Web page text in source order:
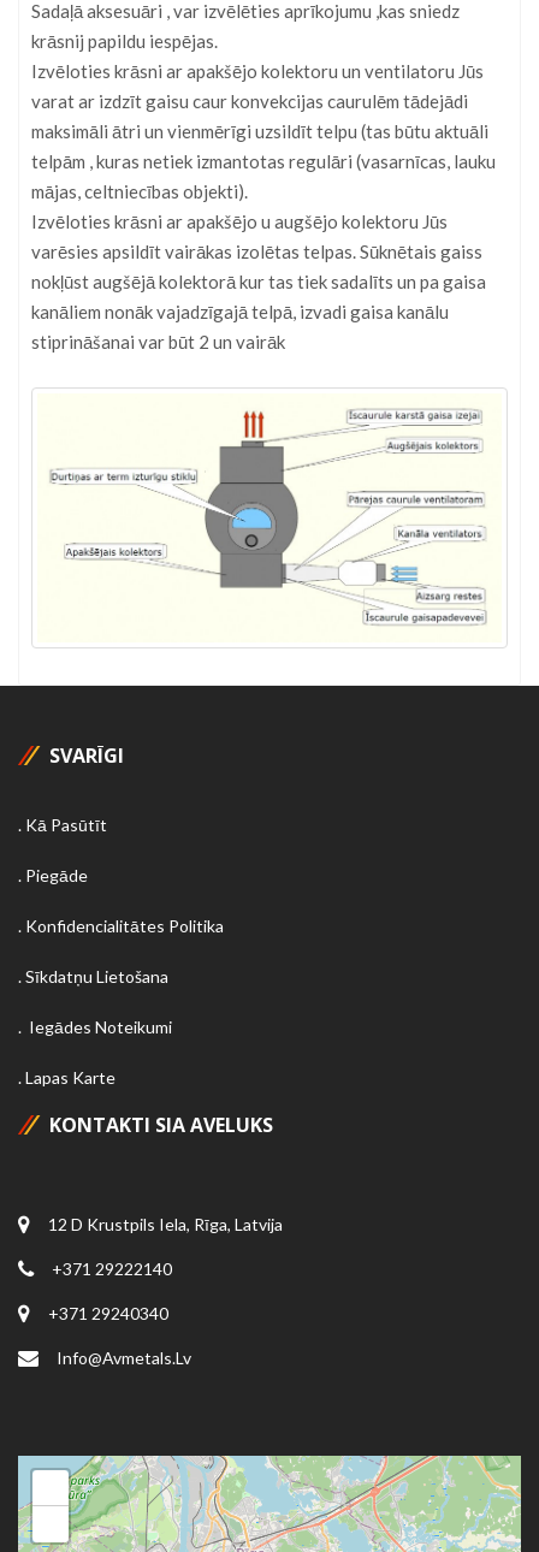
Sadaļā aksesuāri , var izvēlēties aprīkojumu ,kas sniedz
krāsnij papildu iespējas.
Izvēloties krāsni ar apakšējo kolektoru un ventilatoru Jūs
varat ar izdzīt gaisu caur konvekcijas caurulēm tādejādi
maksimāli ātri un vienmērīgi uzsildīt telpu (tas būtu aktuāli
telpām , kuras netiek izmantotas regulāri (vasarnīcas, lauku
mājas, celtniecības objekti).
Izvēloties krāsni ar apakšējo u augšējo kolektoru Jūs
varēsies apsildīt vairākas izolētas telpas. Sūknētais gaiss
nokļūst augšējā kolektorā kur tas tiek sadalīts un pa gaisa
kanāliem nonāk vajadzīgajā telpā, izvadi gaisa kanālu
stiprināšanai var būt 2 un vairāk
SVARĪGI
Kā Pasūtīt
Piegāde
Konfidencialitātes Politika
Sīkdatņu Lietošana
Iegādes Noteikumi
Lapas Karte
KONTAKTI SIA AVELUKS
12 D Krustpils Iela, Rīga, Latvija
+371 29222140
+371 29240340
Info@avmetals.lv